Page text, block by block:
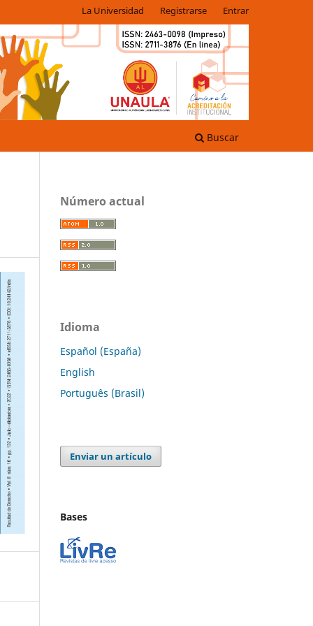
Buscar
La Universidad Registrarse Entrar
Número actual
Idioma
Español (España)
English
Português (Brasil)
Enviar un artículo
Bases